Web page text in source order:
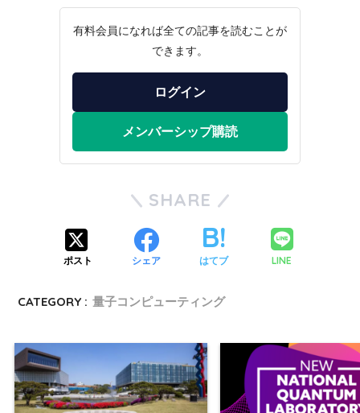
有料会員になれば全ての記事を読むことが
できます。
ログイン
メンバーシップ購読
SHARE
ポスト シェア はてブ LINE
CATEGORY : 量子コンピューティング